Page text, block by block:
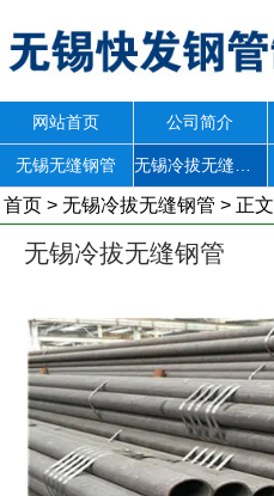
网站首页 公司简介
无锡无缝钢管
首页 > 无锡冷拔无缝钢管 > 正文
无锡冷拔无缝钢管